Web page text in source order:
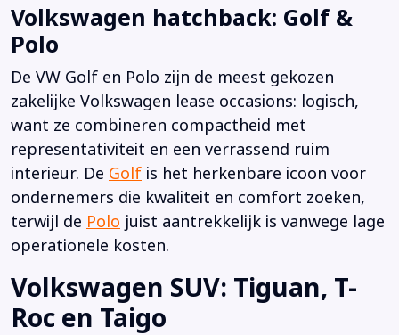
Volkswagen hatchback: Golf &
Polo
De VW Golf en Polo zijn de meest gekozen
zakelijke Volkswagen lease occasions: logisch,
want ze combineren compactheid met
representativiteit en een verrassend ruim
interieur. De Golf is het herkenbare icoon voor
ondernemers die kwaliteit en comfort zoeken,
terwijl de Polo juist aantrekkelijk is vanwege lage
operationele kosten.
Volkswagen SUV: Tiguan, T-
Roc en Taigo